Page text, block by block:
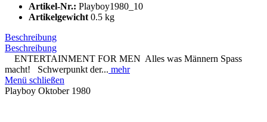
Artikel-Nr.: Playboy1980_10
Artikelgewicht 0.5 kg
Beschreibung
Beschreibung
ENTERTAINMENT FOR MEN Alles was Männern Spass
macht! Schwerpunkt der... mehr
Menü schließen
Playboy Oktober 1980